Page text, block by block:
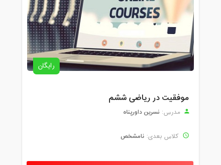
رایگان
موفقیت در ریاضی ششم
مدرس: نسرین داورپناه
کلاس بعدی: نامشخص